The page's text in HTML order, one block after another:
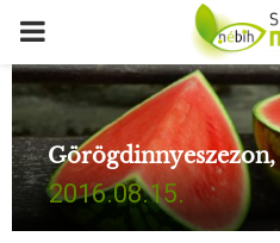
P
R
I
M
2016.08.15.